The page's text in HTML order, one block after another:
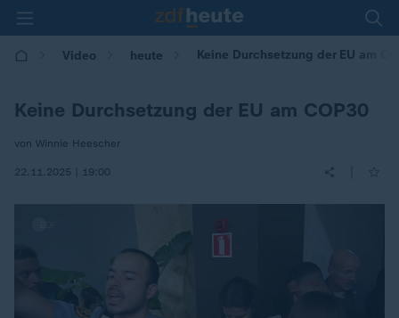
Video heute Keine Durchsetzung der EU am
Keine Durchsetzung der EU am COP30
von Winnie Heescher
22.11.2025 | 19:00